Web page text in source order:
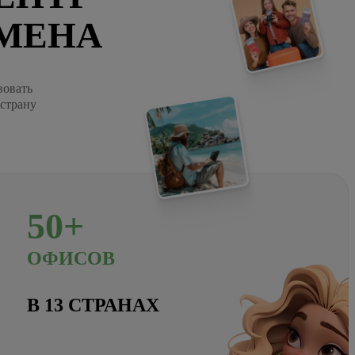
50+
ОФИСОВ
В 13 СТРАНАХ